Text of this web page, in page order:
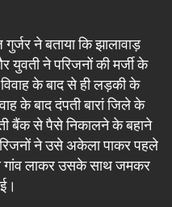
ने बताया कि झालावाड़
ने परिजनों की मर्जी के
के बाद से ही लड़की के
के बाद दंपती बारां जिले के
बैंक से पैसे निकालने के बहाने
ने उसे अकेला पाकर पहले
गांव लाकर उसके साथ जमकर